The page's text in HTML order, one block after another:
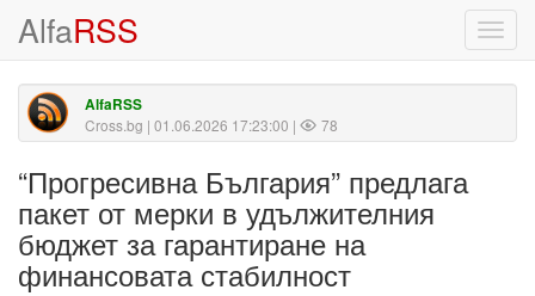
AlfaRSS
AlfaRSS
Cross.bg | 01.06.2026 17:23:00 | 78
“Прогресивна България” предлага
пакет от мерки в удължителния
бюджет за гарантиране на
финансовата стабилност